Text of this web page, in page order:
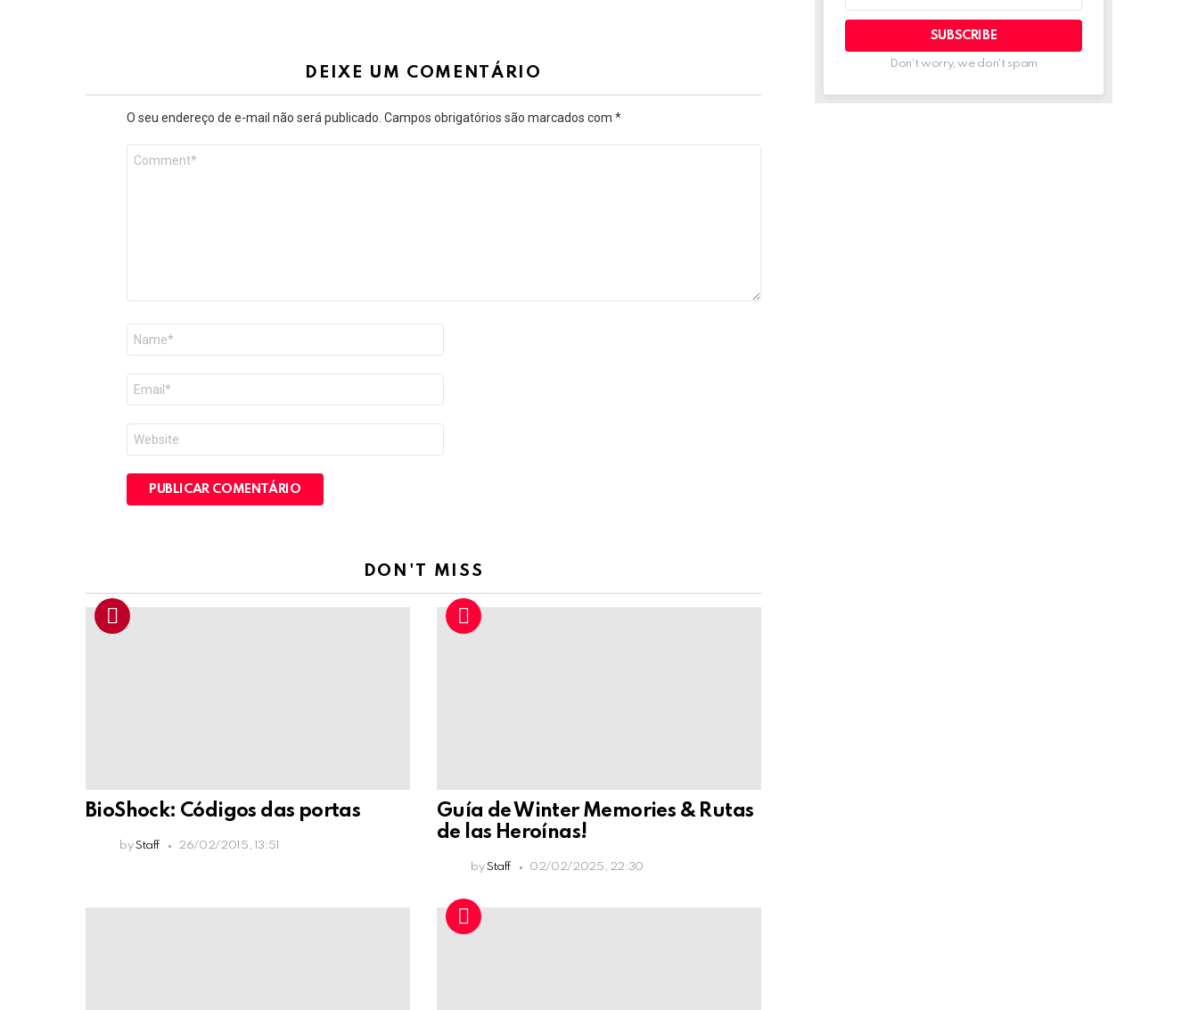
DEIXE UM COMENTÁRIO
O seu endereço de e-mail não será publicado. Campos obrigatórios são marcados com *
mail
*
DON'T MISS
BioShock: Códigos das portas
by Staff 26/02/2015, 13:51
Guía de Winter Memories & Rutas
de las Heroínas!
by Staff 02/02/2025, 22:30
Don't worry, we don't spam